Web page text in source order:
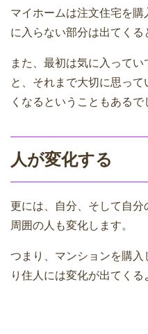
マイホームは注文住宅を
に入らない部分は出てくる
また、最初は気に入って
と、それまで大切に思っ
くなるということもあるで
人が変化する
更には、自分、そして自分
周囲の人も変化します。
つまり、マンションを購
り住人には変化が出てくる